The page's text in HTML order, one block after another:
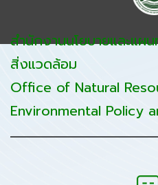
สำนักงานนโยบายและแผ
สิ่งแวดล้อม
Office of Natural
Environmental Policy